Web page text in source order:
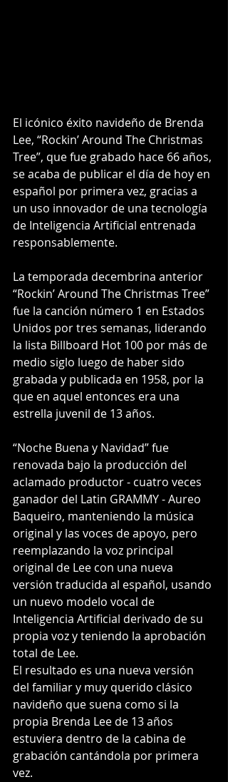
El icónico éxito navideño de Brenda
Lee, “Rockin’ Around The Christmas
Tree”, que fue grabado hace 66 años,
se acaba de publicar el día de hoy en
español por primera vez, gracias a
un uso innovador de una tecnología
de Inteligencia Artificial entrenada
responsablemente.
La temporada decembrina anterior
“Rockin’ Around The Christmas Tree”
fue la canción número 1 en Estados
Unidos por tres semanas, liderando
la lista Billboard Hot 100 por más de
medio siglo luego de haber sido
grabada y publicada en 1958, por la
que en aquel entonces era una
estrella juvenil de 13 años.
“Noche Buena y Navidad” fue
renovada bajo la producción del
aclamado productor - cuatro veces
ganador del Latin GRAMMY - Aureo
Baqueiro, manteniendo la música
original y las voces de apoyo, pero
reemplazando la voz principal
original de Lee con una nueva
versión traducida al español, usando
un nuevo modelo vocal de
Inteligencia Artificial derivado de su
propia voz y teniendo la aprobación
total de Lee.
El resultado es una nueva versión
del familiar y muy querido clásico
navideño que suena como si la
propia Brenda Lee de 13 años
estuviera dentro de la cabina de
grabación cantándola por primera
vez.